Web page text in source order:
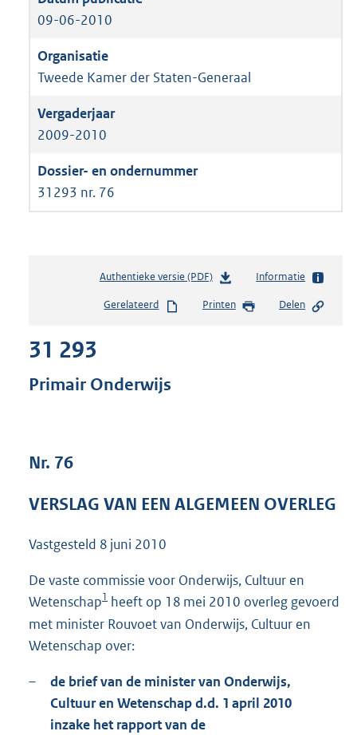
09-06-2010
Tweede Kamer der Staten-Generaal
2009-2010
31293 nr. 76
Authentieke versie (PDF)b
s
e
K
b
Informatie
Gerelateerd Printen Delen
31 293
Primair Onderwijs
Nr. 76
VERSLAG VAN EEN ALGEMEEN OVERLEG
Vastgesteld 8 juni 2010
De vaste commissie voor Onderwijs, Cultuur en
Wetenschap1 heeft op 18 mei 2010 overleg gevoerd
met minister Rouvoet van Onderwijs, Cultuur en
Wetenschap over:
–
de brief van de minister van Onderwijs,
Cultuur en Wetenschap d.d. 1 april 2010
inzake het rapport van de